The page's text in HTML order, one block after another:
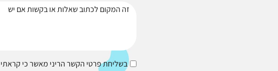
בשליחת פרטי הקשר הריני מאשר כי